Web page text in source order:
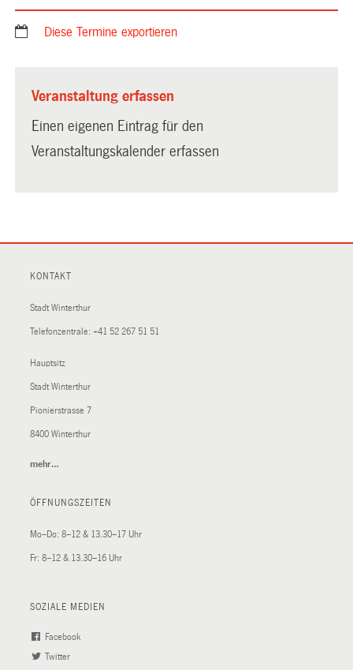
Diese Termine exportieren
Veranstaltung erfassen
Einen eigenen Eintrag für den
Veranstaltungskalender erfassen
KONTAKT
Stadt Winterthur
Telefonzentrale: +41 52 267 51 51
Hauptsitz
Stadt Winterthur
Pionierstrasse 7
8400 Winterthur
mehr…
ÖFFNUNGSZEITEN
Mo–Do: 8–12 & 13.30–17 Uhr
Fr: 8–12 & 13.30–16 Uhr
SOZIALE MEDIEN
Facebook
Twitter